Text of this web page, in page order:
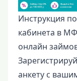
Инструкция
кабинета в
онлайн
анкету с